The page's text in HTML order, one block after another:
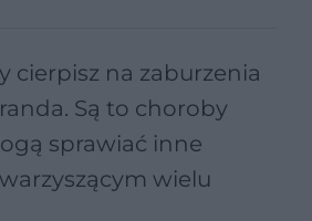
cierpisz na zaburzenia
Są to choroby
sprawiać inne
wielu